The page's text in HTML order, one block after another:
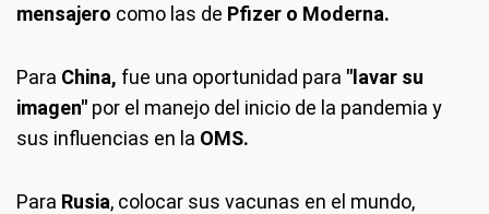
mensajero como las de Pfizer o Moderna.
Para China, fue una oportunidad para "lavar su
imagen" por el manejo del inicio de la pandemia y
sus influencias en la OMS.
Para Rusia, colocar sus vacunas en el mundo,